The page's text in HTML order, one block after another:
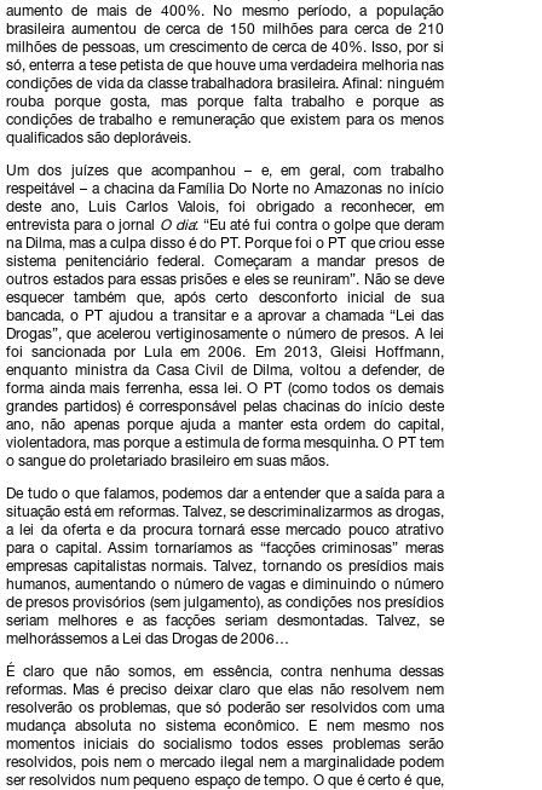
aumento de mais de 400%. No mesmo período, a população
brasileira aumentou de cerca de 150 milhões para cerca de 210
milhões de pessoas, um crescimento de cerca de 40%. Isso, por si
só, enterra a tese petista de que houve uma verdadeira melhoria nas
condições de vida da classe trabalhadora brasileira. Afinal: ninguém
rouba porque gosta, mas porque falta trabalho e porque as
condições de trabalho e remuneração que existem para os menos
qualificados são deploráveis.
Um dos juízes que acompanhou – e, em geral, com trabalho
respeitável – a chacina da Família Do Norte no Amazonas no início
deste ano, Luis Carlos Valois, foi obrigado a reconhecer, em
entrevista para o jornal O dia: “Eu até fui contra o golpe que deram
na Dilma, mas a culpa disso é do PT. Porque foi o PT que criou esse
sistema penitenciário federal. Começaram a mandar presos de
outros estados para essas prisões e eles se reuniram”. Não se deve
esquecer também que, após certo desconforto inicial de sua
bancada, o PT ajudou a transitar e a aprovar a chamada “Lei das
Drogas”, que acelerou vertiginosamente o número de presos. A lei
foi sancionada por Lula em 2006. Em 2013, Gleisi Hoffmann,
enquanto ministra da Casa Civil de Dilma, voltou a defender, de
forma ainda mais ferrenha, essa lei. O PT (como todos os demais
grandes partidos) é corresponsável pelas chacinas do início deste
ano, não apenas porque ajuda a manter esta ordem do capital,
violentadora, mas porque a estimula de forma mesquinha. O PT tem
o sangue do proletariado brasileiro em suas mãos.
De tudo o que falamos, podemos dar a entender que a saída para a
situação está em reformas. Talvez, se descriminalizarmos as drogas,
a lei da oferta e da procura tornará esse mercado pouco atrativo
para o capital. Assim tornaríamos as “facções criminosas” meras
empresas capitalistas normais. Talvez, tornando os presídios mais
humanos, aumentando o número de vagas e diminuindo o número
de presos provisórios (sem julgamento), as condições nos presídios
seriam melhores e as facções seriam desmontadas. Talvez, se
melhorássemos a Lei das Drogas de 2006…
É claro que não somos, em essência, contra nenhuma dessas
reformas. Mas é preciso deixar claro que elas não resolvem nem
resolverão os problemas, que só poderão ser resolvidos com uma
mudança absoluta no sistema econômico. E nem mesmo nos
momentos iniciais do socialismo todos esses problemas serão
resolvidos, pois nem o mercado ilegal nem a marginalidade podem
ser resolvidos num pequeno espaço de tempo. O que é certo é que,